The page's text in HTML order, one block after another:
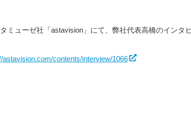
ミューゼ社「astavision」にて、弊社代表高橋のインタ
astavision.com/contents/interview/1066